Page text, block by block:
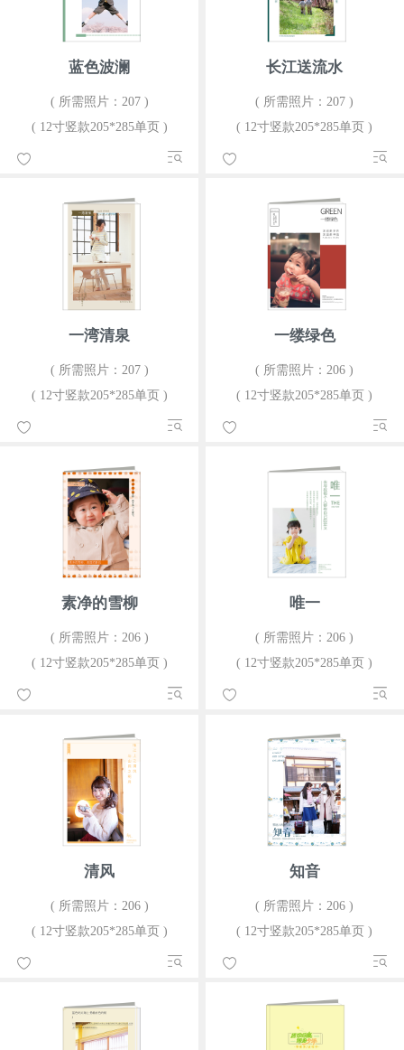
蓝色波澜
( 所需照片：207 )
( 12寸竖款205*285单页 )
长江送流水
( 所需照片：207 )
( 12寸竖款205*285单页 )
一湾清泉
( 所需照片：207 )
( 12寸竖款205*285单页 )
一缕绿色
( 所需照片：206 )
( 12寸竖款205*285单页 )
素净的雪柳
( 所需照片：206 )
( 12寸竖款205*285单页 )
唯一
( 所需照片：206 )
( 12寸竖款205*285单页 )
清风
( 所需照片：206 )
( 12寸竖款205*285单页 )
知音
( 所需照片：206 )
( 12寸竖款205*285单页 )